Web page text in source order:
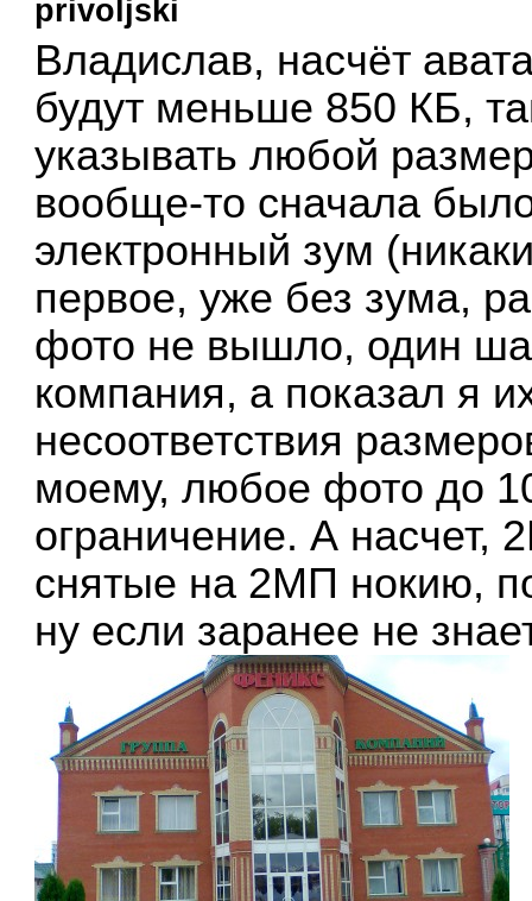
privoljski
Владислав, насчёт
будут меньше 850 КБ,
указывать любой
вообще-то сначала
электронный зум
первое, уже без зума,
фото не вышло, один
компания, а показал я
несоответствия
моему, любое фото до
ограничение. А насчет,
снятые на 2МП нокию,
ну если заранее не